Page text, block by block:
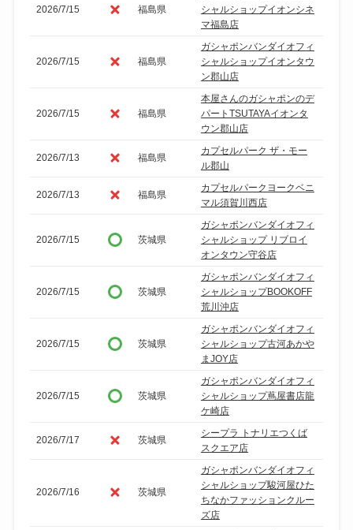
2026/7/15 福島県
シャルショップイオンシネ
マ福島店
2026/7/15 福島県
ガシャポンバンダイオフィ
シャルショップイオンタウ
ン郡山店
2026/7/15 福島県
本屋さんのガシャポンのデ
パートTSUTAYAイオンタ
ウン郡山店
2026/7/13 福島県
カプセルパーク ザ・モー
ル郡山
2026/7/13 福島県
カプセルパークヨークベニ
マル須賀川西店
2026/7/15 茨城県
ガシャポンバンダイオフィ
シャルショップ リブロイ
オンタウン守谷店
2026/7/15 茨城県
ガシャポンバンダイオフィ
シャルショップBOOKOFF
荒川沖店
2026/7/15 茨城県
ガシャポンバンダイオフィ
シャルショップ古河あかや
まJOY店
2026/7/15 茨城県
ガシャポンバンダイオフィ
シャルショップ蔦屋書店龍
ケ崎店
2026/7/17 茨城県
シープラ トナリエつくば
スクエア店
2026/7/16 茨城県
ガシャポンバンダイオフィ
シャルショップ駿河屋ひた
ちなかファッションクルー
ズ店